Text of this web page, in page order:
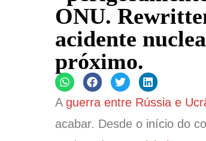
ONU.
acidente
próximo.
A guerra entre Rússia e
acabar. Desde o início do